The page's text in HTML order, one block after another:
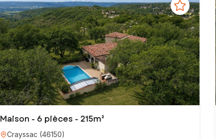
Maison - 6 pièces - 215m²
Crayssac (46150)